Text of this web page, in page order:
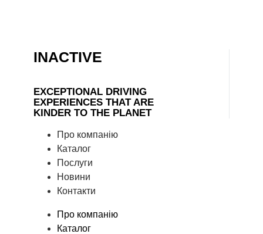
INACTIVE
EXCEPTIONAL DRIVING
EXPERIENCES THAT ARE
KINDER TO THE PLANET
Про компанію
Каталог
Послуги
Новини
Контакти
Про компанію
Каталог